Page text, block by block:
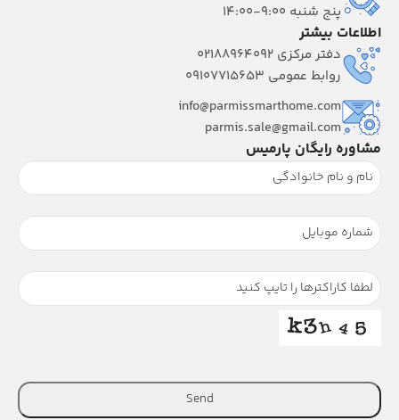
پنج شنبه 9:00-14:00
اطلاعات بیشتر
دفتر مرکزی 02188964092
روابط عمومی 09107715653
info@parmissmarthome.com
parmis.sale@gmail.com
مشاوره رایگان پارمیس
Send